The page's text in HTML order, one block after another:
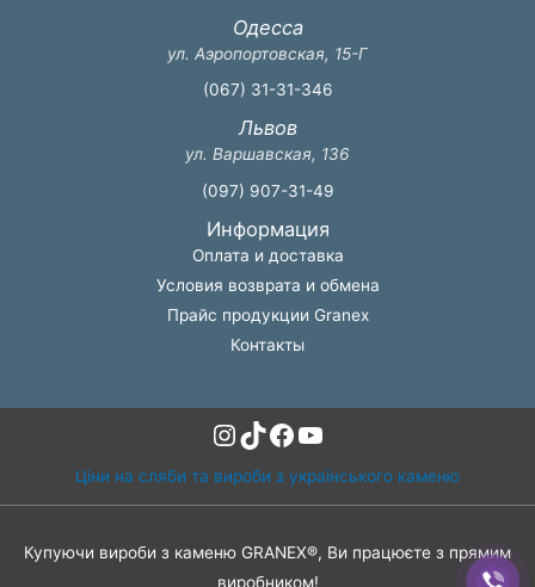
Одесса
ул. Аэропортовская, 15-Г
(067) 31-31-346
Львов
ул. Варшавская, 136
(097) 907-31-49
Информация
Оплата и доставка
Условия возврата и обмена
Прайс продукции Granex
Контакты
Instagram
TikTok
Facebook
YouTube
Ціни на сляби та вироби з українського каменю
Купуючи вироби з каменю GRANEX®, Ви працюєте з прямим
виробником!